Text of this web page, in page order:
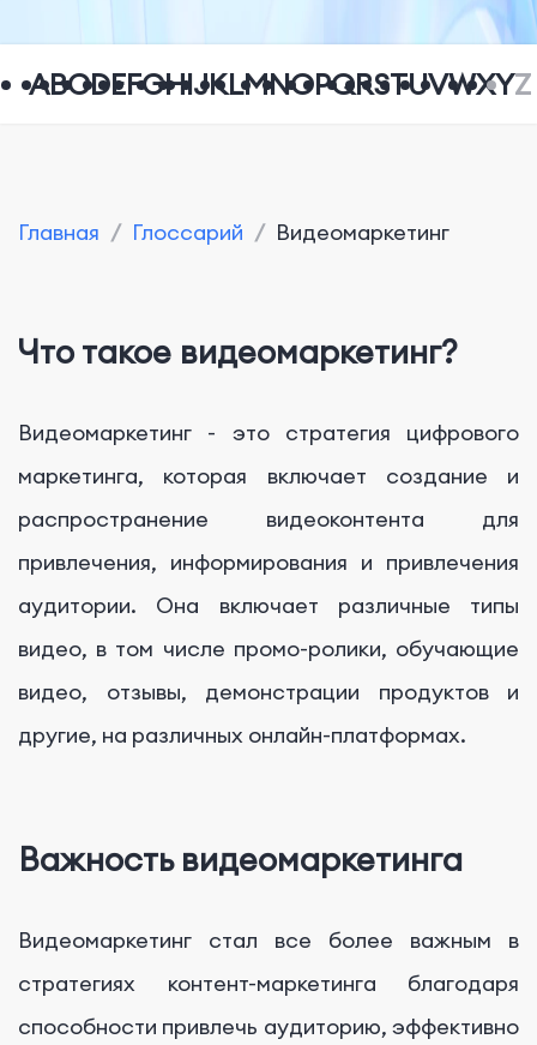
ABCDEFGHIJKLMNOPQRSTUVWXYZ
Главная / Глоссарий / Видеомаркетинг
Что такое видеомаркетинг?
Видеомаркетинг - это стратегия цифрового
маркетинга, которая включает создание и
распространение видеоконтента для
привлечения, информирования и привлечения
аудитории. Она включает различные типы
видео, в том числе промо-ролики, обучающие
видео, отзывы, демонстрации продуктов и
другие, на различных онлайн-платформах.
Важность видеомаркетинга
Видеомаркетинг стал все более важным в
стратегиях контент-маркетинга благодаря
способности привлечь аудиторию, эффективно